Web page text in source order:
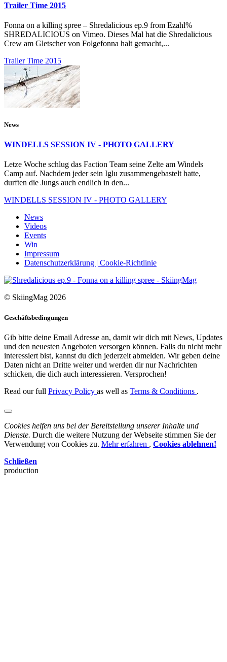
Trailer Time 2015
Fonna on a killing spree – Shredalicious ep.9 from Ezahl%
SHREDALICIOUS on Vimeo. Dieses Mal hat die Shredalicious
Crew am Gletscher von Folgefonna halt gemacht,...
Trailer Time 2015
News
WINDELLS SESSION IV - PHOTO GALLERY
Letze Woche schlug das Faction Team seine Zelte am Windels
Camp auf. Nachdem jeder sein Iglu zusammengebastelt hatte,
durften die Jungs auch endlich in den...
WINDELLS SESSION IV - PHOTO GALLERY
News
Videos
Events
Win
Impressum
Datenschutzerklärung | Cookie-Richtlinie
© SkiingMag 2026
Geschäftsbedingungen
Gib bitte deine Email Adresse an, damit wir dich mit News, Updates
und den neuesten Angeboten versorgen können. Falls du nicht mehr
interessiert bist, kannst du dich jederzeit abmelden. Wir geben deine
Daten nicht an Dritte weiter und werden dir nur Nachrichten
schicken, die dich auch interessieren. Versprochen!
Read our full Privacy Policy as well as Terms & Conditions .
Cookies helfen uns bei der Bereitstellung unserer Inhalte und
Dienste. Durch die weitere Nutzung der Webseite stimmen Sie der
Verwendung von Cookies zu. Mehr erfahren , Cookies ablehnen!
Schließen
production